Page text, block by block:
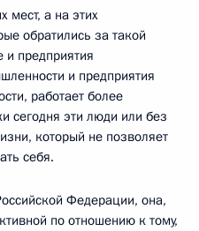
мест, а на этих
обратились за такой
предприятия
и предприятия
работает более
сегодня эти люди или без
который не позволяет
себя.
Федерации, она,
по отношению к тому,